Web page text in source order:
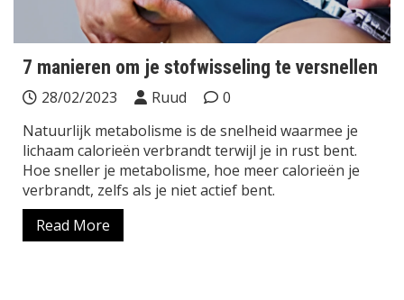
7 manieren om je stofwisseling te versnellen
28/02/2023 Ruud
0
Natuurlijk metabolisme is de snelheid waarmee je
lichaam calorieën verbrandt terwijl je in rust bent.
Hoe sneller je metabolisme, hoe meer calorieën je
verbrandt, zelfs als je niet actief bent.
Read More